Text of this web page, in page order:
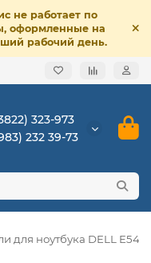
не работает по
оформленные на
рабочий день.
323-973
232 39-73
для ноутбука DELL